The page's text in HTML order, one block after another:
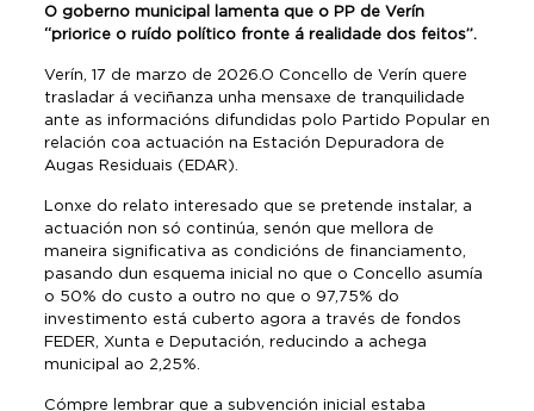
O goberno municipal lamenta que o PP de Verín
“priorice o ruído político fronte á realidade dos feitos”.
Verín, 17 de marzo de 2026.O Concello de Verín quere
trasladar á veciñanza unha mensaxe de tranquilidade
ante as informacións difundidas polo Partido Popular en
relación coa actuación na Estación Depuradora de
Augas Residuais (EDAR).
Lonxe do relato interesado que se pretende instalar, a
actuación non só continúa, senón que mellora de
maneira significativa as condicións de financiamento,
pasando dun esquema inicial no que o Concello asumía
o 50% do custo a outro no que o 97,75% do
investimento está cuberto agora a través de fondos
FEDER, Xunta e Deputación, reducindo a achega
municipal ao 2,25%.
Cómpre lembrar que a subvención inicial estaba